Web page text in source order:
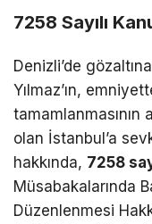
7258 Sayılı
Denizli’de
Yılmaz’ın,
tamamlanmasının
olan İstanbul’a
hakkında, 7258
Müsabakalarında
Düzenlenmesi